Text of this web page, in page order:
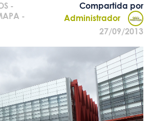
-
-
Compartida por
Administrador
27/09/2013